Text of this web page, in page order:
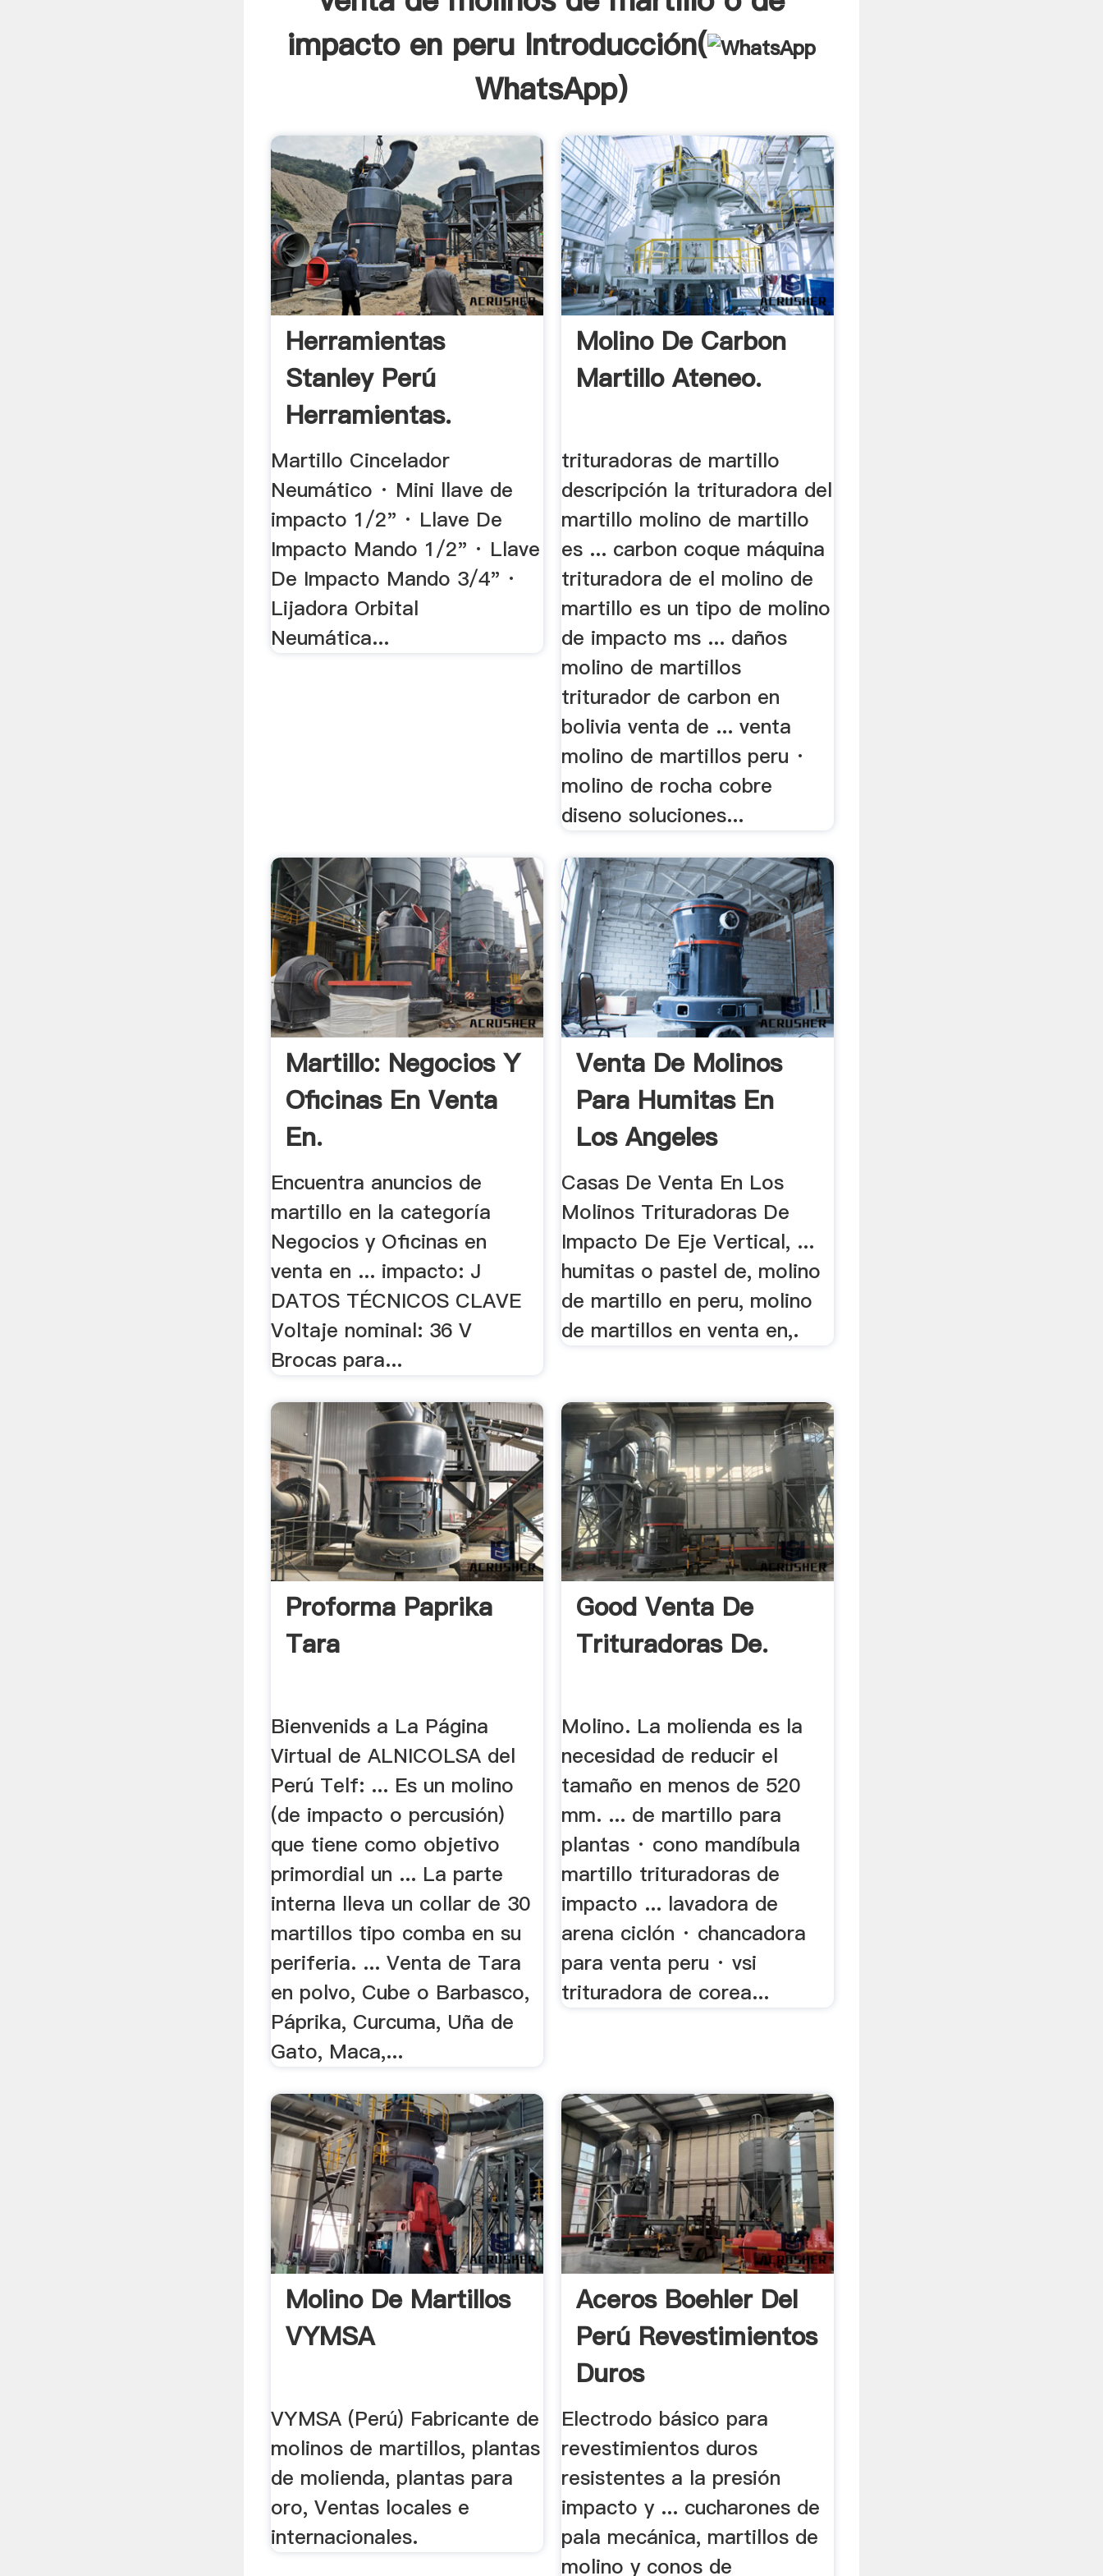
impacto en peru Introducción(
WhatsApp)
Herramientas
Stanley Perú
Herramientas.
Martillo Cincelador
Neumático · Mini llave de
impacto 1/2" · Llave De
Impacto Mando 1/2" · Llave
De Impacto Mando 3/4" ·
Lijadora Orbital
Neumática...
Molino De Carbon
Martillo Ateneo.
trituradoras de martillo
descripción la trituradora del
martillo molino de martillo
es ... carbon coque máquina
trituradora de el molino de
martillo es un tipo de molino
de impacto ms ... daños
molino de martillos
triturador de carbon en
bolivia venta de ... venta
molino de martillos peru ·
molino de rocha cobre
diseno soluciones...
Martillo: Negocios Y
Oficinas En Venta
En.
Encuentra anuncios de
martillo en la categoría
Negocios y Oficinas en
venta en ... impacto: J
DATOS TÉCNICOS CLAVE
Voltaje nominal: 36 V
Brocas para...
Venta De Molinos
Para Humitas En
Los Angeles
Casas De Venta En Los
Molinos Trituradoras De
Impacto De Eje Vertical, ...
humitas o pastel de, molino
de martillo en peru, molino
de martillos en venta en,.
Proforma Paprika
Tara
Bienvenids a La Página
Virtual de ALNICOLSA del
Perú Telf: ... Es un molino
(de impacto o percusión)
que tiene como objetivo
primordial un ... La parte
interna lleva un collar de 30
martillos tipo comba en su
periferia. ... Venta de Tara
en polvo, Cube o Barbasco,
Páprika, Curcuma, Uña de
Gato, Maca,...
Good Venta De
Trituradoras De.
Molino. La molienda es la
necesidad de reducir el
tamaño en menos de 520
mm. ... de martillo para
plantas · cono mandíbula
martillo trituradoras de
impacto ... lavadora de
arena ciclón · chancadora
para venta peru · vsi
trituradora de corea...
Molino De Martillos
VYMSA
VYMSA (Perú) Fabricante de
molinos de martillos, plantas
de molienda, plantas para
oro, Ventas locales e
internacionales.
Aceros Boehler Del
Perú Revestimientos
Duros
Electrodo básico para
revestimientos duros
resistentes a la presión
impacto y ... cucharones de
pala mecánica, martillos de
molino y conos de